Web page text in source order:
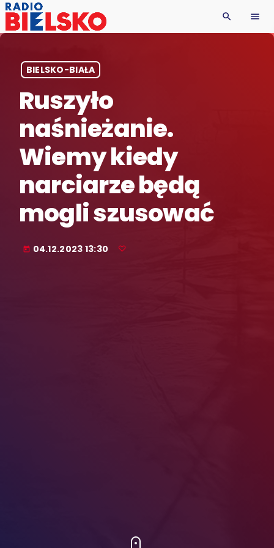
search menu
BIELSKO-BIAŁA
Ruszyło
naśnieżanie.
Wiemy kiedy
narciarze będą
mogli szusować
today 04.12.2023 13:30